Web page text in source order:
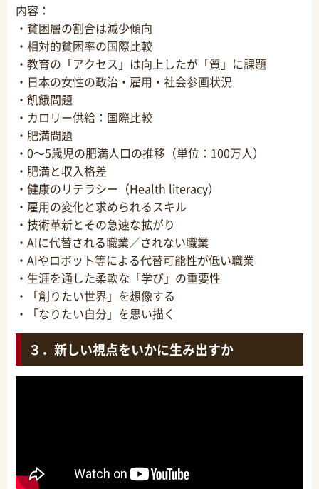
内容：
・貧困層の割合は減少傾向
・相対的貧困率の国際比較
・教育の「アクセス」は向上したが「質」に課題
・日本の女性の政治・雇用・社会参画状況
・飢餓問題
・カロリー供給：国際比較
・肥満問題
・0～5歳児の肥満人口の推移（単位：100万人）
・肥満と収入格差
・健康のリテラシー（Health literacy）
・雇用の変化と求められるスキル
・技術革新とその急速な拡がり
・AIに代替される職業／されない職業
・AIやロボット等による代替可能性が低い職業
・生涯を通した柔軟な「学び」の重要性
・「創りたい世界」を想像する
・「なりたい自分」を思い描く
３．新しい視点をいかに生み出すか